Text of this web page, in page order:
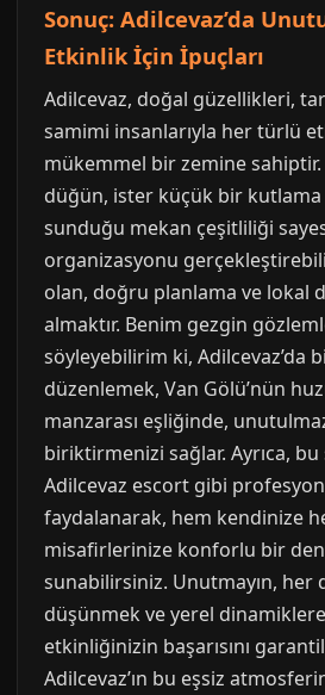
Sonuç: Adilcevaz’da
Etkinlik İçin İpuçları
Adilcevaz, doğal güzellikleri,
samimi insanlarıyla her türlü
mükemmel bir zemine
düğün, ister küçük bir
sunduğu mekan çeşitliliği
organizasyonu
olan, doğru planlama ve lokal
almaktır. Benim gezgin
söyleyebilirim ki, Adilcevaz’da
düzenlemek, Van Gölü’nün
manzarası eşliğinde,
biriktirmenizi sağlar. Ayrıca,
Adilcevaz escort gibi
faydalanarak, hem kendinize
misafirlerinize konforlu bir
sunabilirsiniz. Unutmayın, her
düşünmek ve yerel
etkinliğinizin başarısını
Adilcevaz’ın bu eşsiz